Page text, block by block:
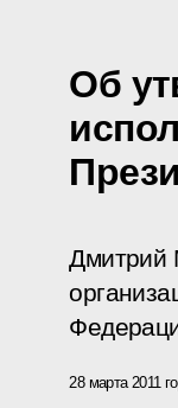
Об
Дмитрий
28 марта 2011